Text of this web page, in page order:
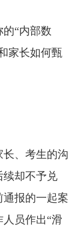
“内部数
家长如何甄
、考生的沟
续却不予兑
报的一起案
员作出“滑